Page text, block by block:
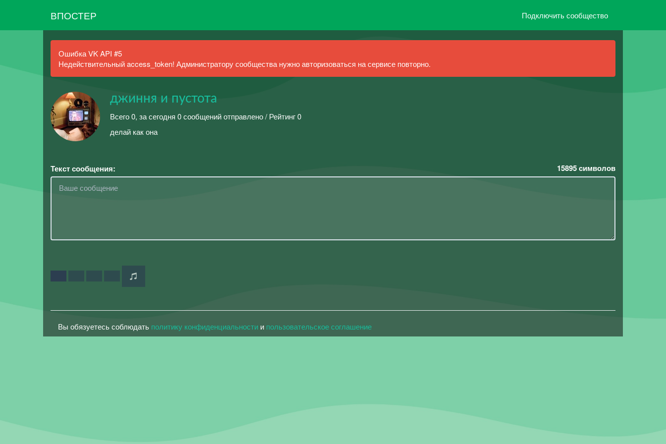
ВПОСТЕР Подключить сообщество
Ошибка VK API #5
Недействительный access_token! Администратору сообщества нужно авторизоваться на сервисе повторно.
джиння и пустота
Всего 0, за сегодня 0 сообщений отправлено / Рейтинг 0
делай как она
Текст сообщения: 15895символов
Вы обязуетесь соблюдать политику конфиденциальности и пользовательское соглашение